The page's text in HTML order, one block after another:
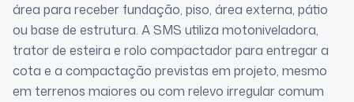
área para receber fundação, piso, área externa, pátio
ou base de estrutura. A SMS utiliza motoniveladora,
trator de esteira e rolo compactador para entregar a
cota e a compactação previstas em projeto, mesmo
em terrenos maiores ou com relevo irregular comum